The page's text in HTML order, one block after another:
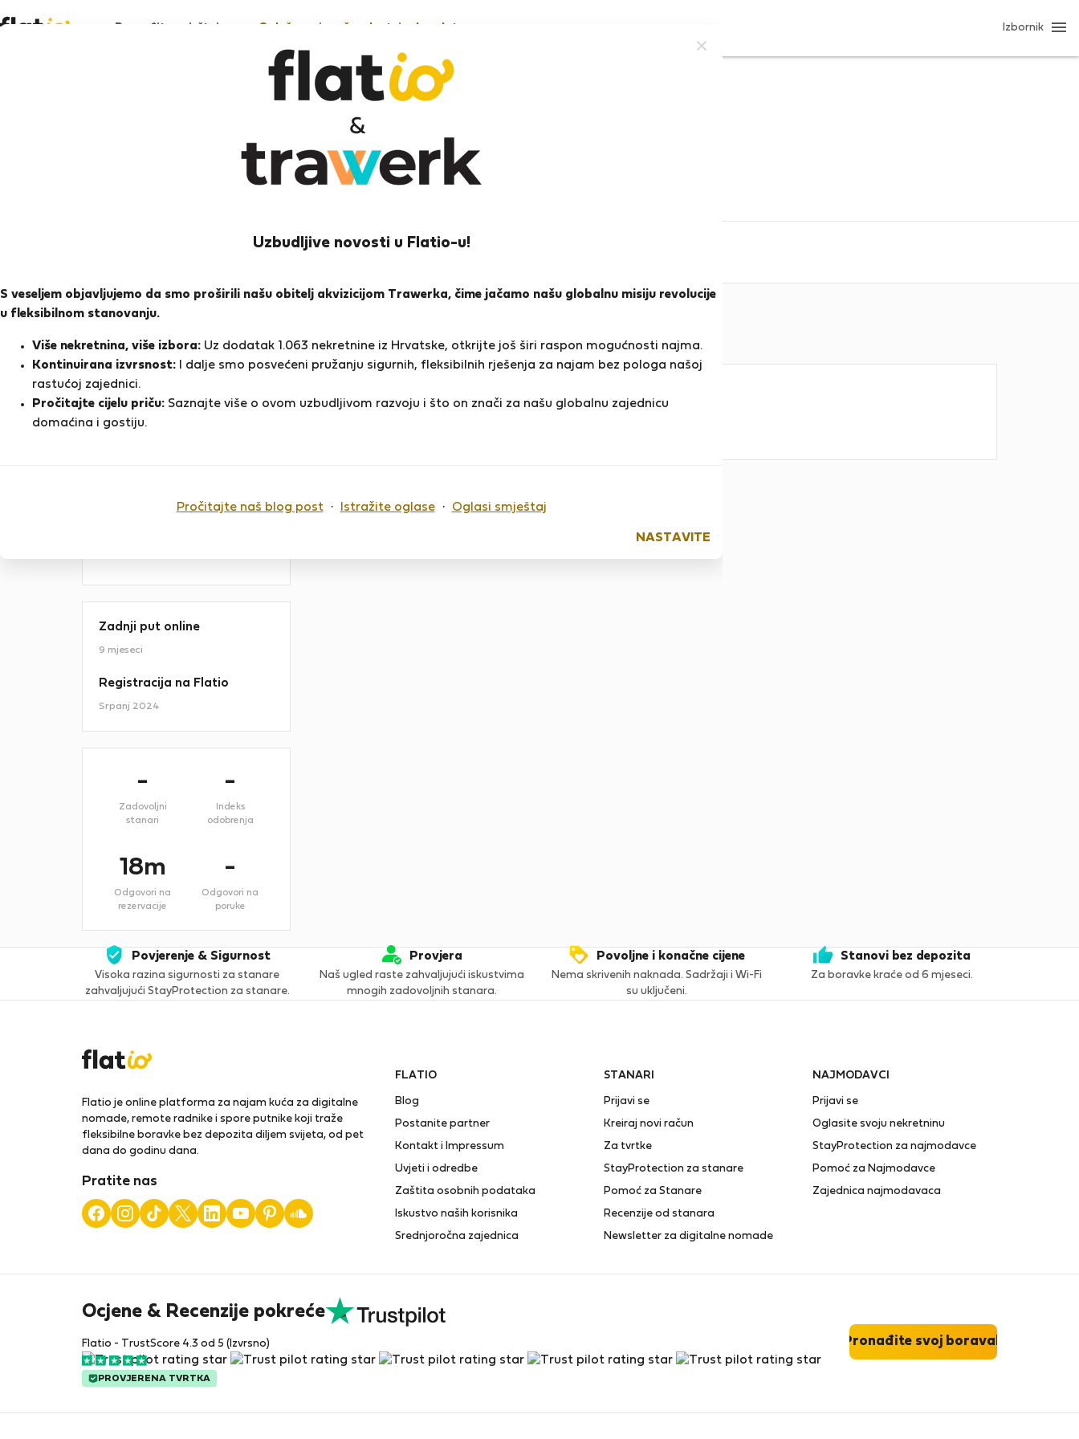
Uzbudljive novosti u Flatio-u!
S veseljem objavljujemo da smo proširili našu obitelj akvizicijom Trawerka, čime jačamo našu globalnu misiju revolucije
u fleksibilnom stanovanju.
Više nekretnina, više izbora: Uz dodatak 1.063 nekretnine iz Hrvatske, otkrijte još širi raspon mogućnosti najma.
Kontinuirana izvrsnost: I dalje smo posvećeni pružanju sigurnih, fleksibilnih rješenja za najam bez pologa našoj
rastućoj zajednici.
Pročitajte cijelu priču: Saznajte više o ovom uzbudljivom razvoju i što on znači za našu globalnu zajednicu
domaćina i gostiju.
Pročitajte naš blog post· Istražite oglase· Oglasi smještaj
NASTAVITE
Pronađite smještaj Oglašavanje vaše nekretnine besplatno Izbornik
Tomislav Š.
Ocjena i reference
Tomislav jeprovjeren
vlasnik.
Što to znači?
passion is hosting and ensuring our
Zadnji put online
9 mjeseci
Registracija na Flatio
Srpanj 2024
-
Zadovoljni
stanari
-
Indeks
odobrenja
18m
Odgovori na
rezervacije
-
Odgovori na
poruke
Do sada nema ocjena
Povjerenje & Sigurnost
Visoka razina sigurnosti za stanare
zahvaljujući StayProtection za stanare.
Provjera
Naš ugled raste zahvaljujući iskustvima
mnogih zadovoljnih stanara.
Povoljne i konačne cijene
Nema skrivenih naknada. Sadržaji i Wi-Fi
su uključeni.
Stanovi bez depozita
Za boravke kraće od 6 mjeseci.
Flatio je online platforma za najam kuća za digitalne
nomade, remote radnike i spore putnike koji traže
fleksibilne boravke bez depozita diljem svijeta, od pet
dana do godinu dana.
Pratite nas
FLATIO
Blog
Postanite partner
Kontakt i Impressum
Uvjeti i odredbe
Zaštita osobnih podataka
Iskustvo naših korisnika
Srednjoročna zajednica
STANARI
Prijavi se
Kreiraj novi račun
Za tvrtke
StayProtection za stanare
Pomoć za Stanare
Recenzije od stanara
Newsletter za digitalne nomade
NAJMODAVCI
Prijavi se
Oglasite svoju nekretninu
StayProtection za najmodavce
Pomoć za Najmodavce
Zajednica najmodavaca
Ocjene & Recenzije pokreće
Flatio - TrustScore 4.3 od 5 (Izvrsno)
PROVJERENA TVRTKA
Pronađite svoj boravak